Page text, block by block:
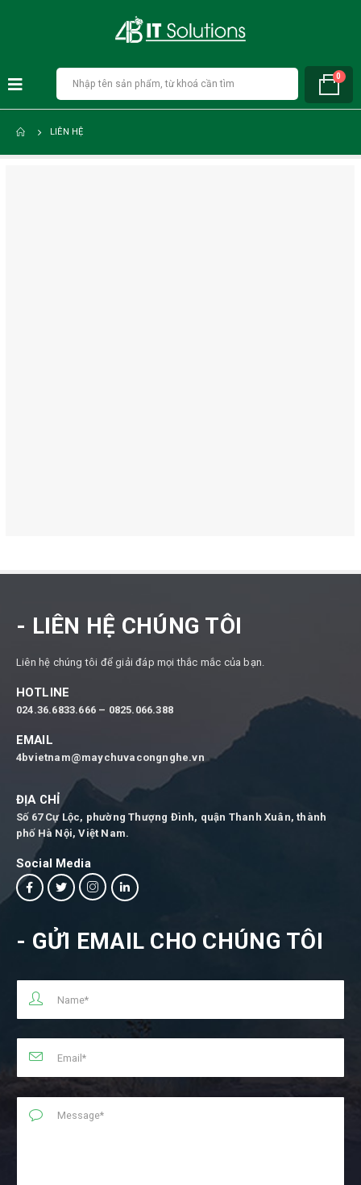
0
LIÊN HỆ
- LIÊN HỆ CHÚNG TÔI
Liên hệ chúng tôi để giải đáp mọi thắc mắc của bạn.
HOTLINE
024.36.6833.666 – 0825.066.388
EMAIL
4bvietnam@maychuvacongnghe.vn
ĐỊA CHỈ
Số 67 Cự Lộc, phường Thượng Đình, quận Thanh Xuân, thành
phố Hà Nội, Việt Nam.
Social Media
- GỬI EMAIL CHO CHÚNG TÔI